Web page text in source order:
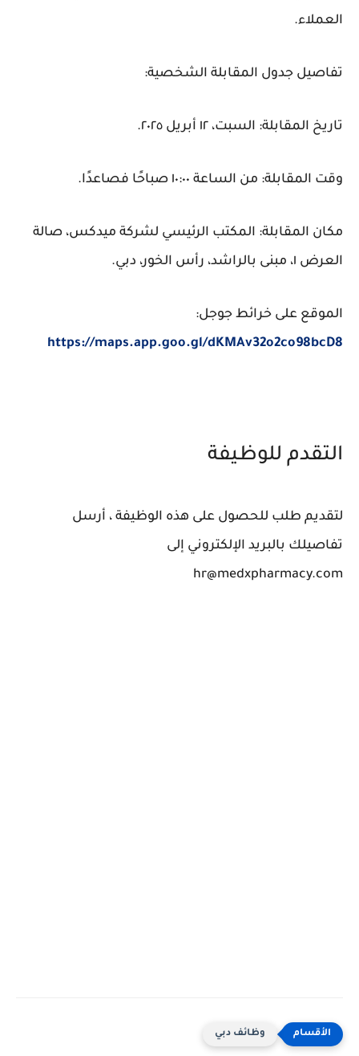
العملاء.
تفاصيل جدول المقابلة الشخصية:
تاريخ المقابلة: السبت، ١٢ أبريل ٢٠٢٥.
وقت المقابلة: من الساعة ١٠:٠٠ صباحًا فصاعدًا.
مكان المقابلة: المكتب الرئيسي لشركة ميدكس، صالة
العرض ١، مبنى بالراشد، رأس الخور، دبي.
الموقع على خرائط جوجل:
https://maps.app.goo.gl/dKMAv32o2co98bcD8
التقدم للوظيفة
لتقديم طلب للحصول على هذه الوظيفة ، أرسل
تفاصيلك بالبريد الإلكتروني إلى
hr@medxpharmacy.com
وظائف دبي